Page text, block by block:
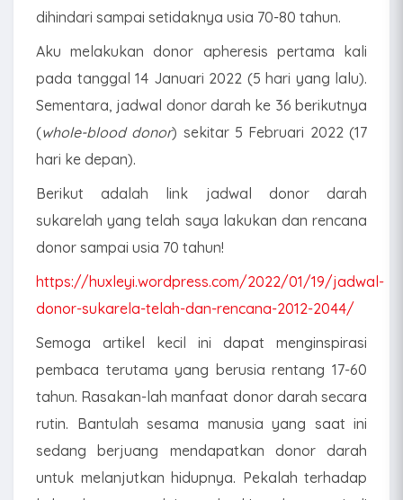
dihindari sampai setidaknya usia 70-80 tahun.
Aku melakukan donor apheresis pertama kali
pada tanggal 14 Januari 2022 (5 hari yang lalu).
Sementara, jadwal donor darah ke 36 berikutnya
(whole-blood donor) sekitar 5 Februari 2022 (17
hari ke depan).
Berikut adalah link jadwal donor darah
sukarelah yang telah saya lakukan dan rencana
donor sampai usia 70 tahun!
https://huxleyi.wordpress.com/2022/01/19/jadwal-
donor-sukarela-telah-dan-rencana-2012-2044/
Semoga artikel kecil ini dapat menginspirasi
pembaca terutama yang berusia rentang 17-60
tahun. Rasakan-lah manfaat donor darah secara
rutin. Bantulah sesama manusia yang saat ini
sedang berjuang mendapatkan donor darah
untuk melanjutkan hidupnya. Pekalah terhadap